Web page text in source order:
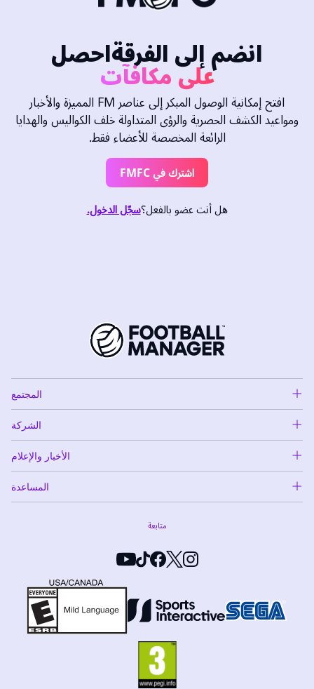
انضم إلى الفرقةاحصل
على مكافآت
افتح إمكانية الوصول المبكر إلى عناصر FM المميزة والأخبار
ومواعيد الكشف الحصرية والرؤى المتداولة خلف الكواليس والهدايا
الرائعة المخصصة للأعضاء فقط.
اشترك في FMFC
هل أنت عضو بالفعل؟سجّل الدخول.
المجتمع
الشركة
الأخبار والإعلام
المساعدة
متابعة